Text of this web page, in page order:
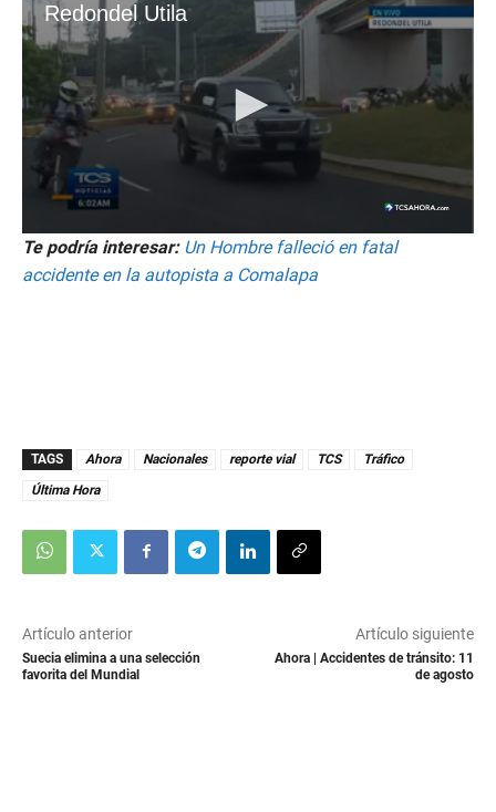
Te podría interesar: Un Hombre falleció en fatal
accidente en la autopista a Comalapa
TAGS Ahora Nacionales reporte vial TCS
Tráfico
Última Hora
Artículo anterior
Suecia elimina a una selección
favorita del Mundial
Artículo siguiente
Ahora | Accidentes de tránsito: 11
de agosto